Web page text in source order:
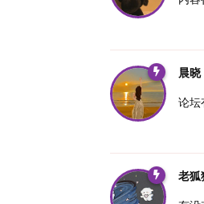
晨晓
论坛
老狐